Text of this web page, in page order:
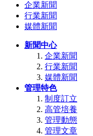
企業新聞
行業新聞
媒體新聞
新聞中心
企業新聞
行業新聞
媒體新聞
管理特色
制度訂立
高管培養
管理動態
管理文章